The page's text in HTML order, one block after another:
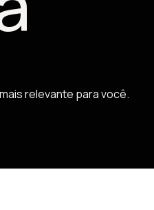
relevante para você.